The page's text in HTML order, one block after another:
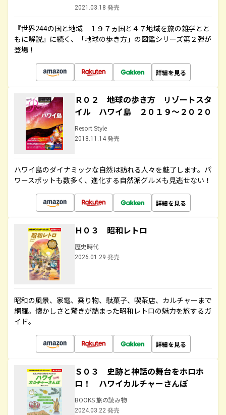
2021.03.18 発売
『世界244の国と地域 １９７ヵ国と４７地域を旅の雑学とと
もに解説』に続く、「地球の歩き方」の図鑑シリーズ第２弾が
登場！
詳細を見る
Ｒ０２ 地球の歩き方 リゾートスタ
イル ハワイ島 ２０１９～２０２０
Resort Style
2018.11.14 発売
ハワイ島のダイナミックな自然は訪れる人々を魅了します。パ
ワースポットも数多く、進化する自然派グルメも見逃せない！
詳細を見る
Ｈ０３ 昭和レトロ
歴史時代
2026.01.29 発売
昭和の風景、家電、乗り物、駄菓子、喫茶店、カルチャーまで
網羅。懐かしさと驚きが詰まった昭和レトロの魅力を旅するガ
イド。
詳細を見る
Ｓ０３ 史跡と神話の舞台をホロホ
ロ！ ハワイカルチャーさんぽ
BOOKS 旅の読み物
2024.03.22 発売